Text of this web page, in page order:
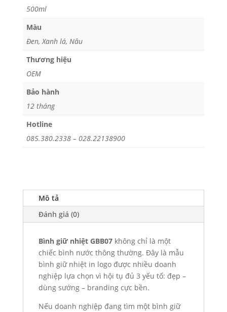
500ml
Màu
Đen, Xanh lá, Nâu
Thương hiệu
OEM
Bảo hành
12 tháng
Hotline
085.380.2338 – 028.22138900
Mô tả
Đánh giá (0)
Bình giữ nhiệt GBB07không chỉ là một
chiếc bình nước thông thường. Đây là mẫu
bình giữ nhiệt in logo được nhiều doanh
nghiệp lựa chọn vì hội tụ đủ 3 yếu tố: đẹp –
dùng sướng – branding cực bền.
Nếu doanh nghiệp đang tìm một bình giữ